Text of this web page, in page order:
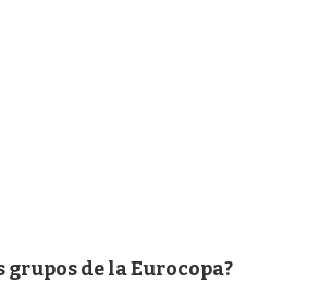
grupos de la Eurocopa?